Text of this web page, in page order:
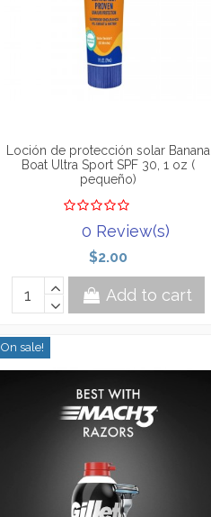
Loción de protección solar Banana
Boat Ultra Sport SPF 30, 1 oz (
pequeño)
0 Review(s)
$2.00
Add to cart
On sale!